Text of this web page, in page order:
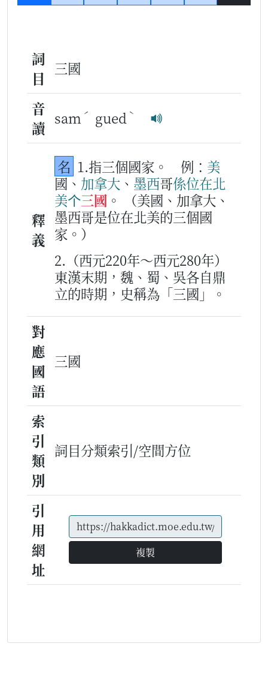
詞
目
三國
音
讀
sam ˊ gued ˋ
釋
義
名 1.指三個國家。 例： 美
國、 加拿大 、 墨西哥係位在北
美个三國 。
（美國、加拿大、
墨西哥是位在北美的三個國
家。）
2.（西元220年～西元280年）
東漢末期，魏、蜀、吳各自鼎
立的時期，史稱為「三國」。
對
應
國
語
三國
索
引
類
別
詞目分類索引/空間方位
引
用
網
址
複製